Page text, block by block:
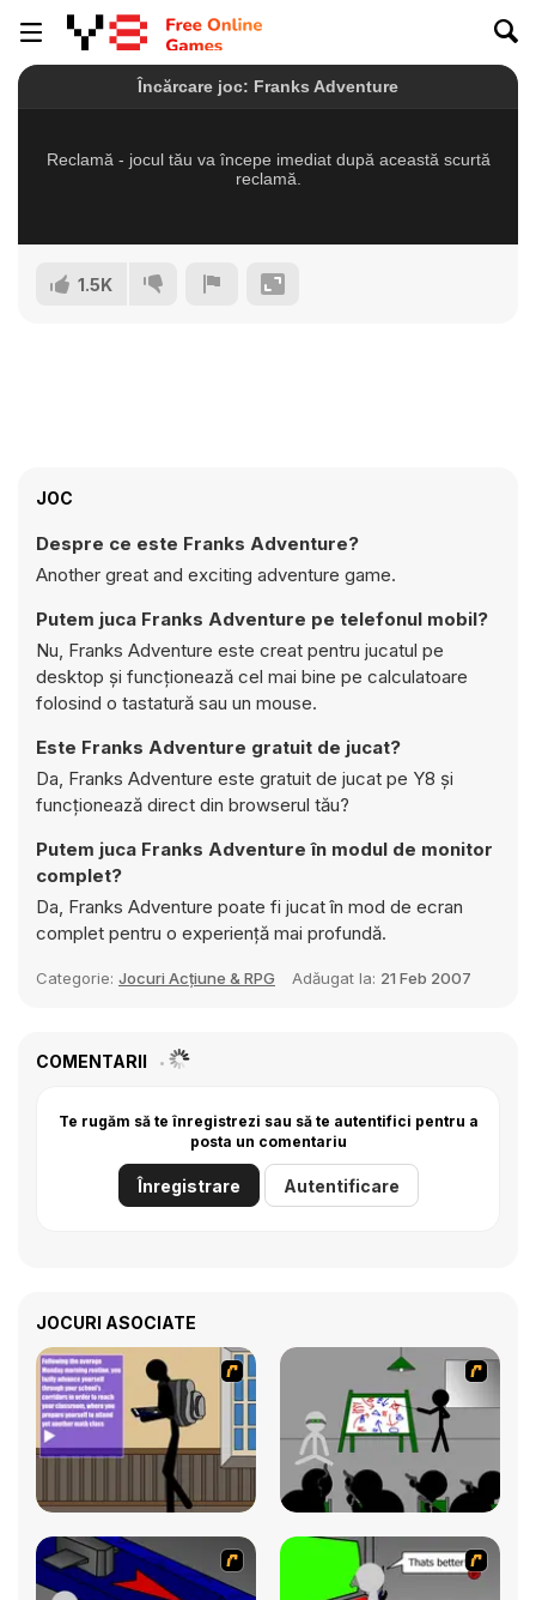
1.5K
JOC
Despre ce este Franks Adventure?
Another great and exciting adventure game.
Putem juca Franks Adventure pe telefonul mobil?
Nu, Franks Adventure este creat pentru jucatul pe
desktop și funcționează cel mai bine pe calculatoare
folosind o tastatură sau un mouse.
Este Franks Adventure gratuit de jucat?
Da, Franks Adventure este gratuit de jucat pe Y8 și
funcționează direct din browserul tău?
Putem juca Franks Adventure în modul de monitor
complet?
Da, Franks Adventure poate fi jucat în mod de ecran
complet pentru o experiență mai profundă.
Categorie: Jocuri Acțiune & RPG Adăugat la: 21 Feb 2007
COMENTARII
Te rugăm să te înregistrezi sau să te autentifici pentru a
posta un comentariu
Înregistrare Autentificare
JOCURI ASOCIATE